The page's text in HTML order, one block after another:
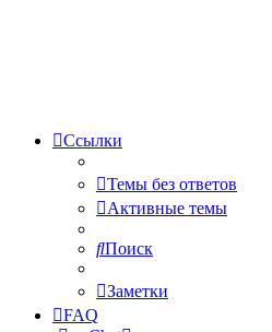
Ссылки
Темы без ответов
Активные темы
Поиск
Заметки
FAQ